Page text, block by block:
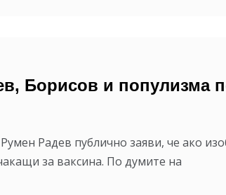
Борисов и популизма
Радев публично заяви, че ако
за ваксина. По думите на